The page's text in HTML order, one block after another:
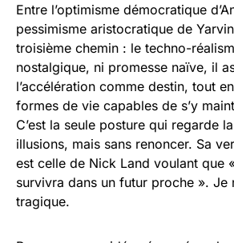
Entre l’optimisme démocratique
pessimisme aristocratique de
troisième chemin : le techno-
nostalgique, ni promesse naïve, il
l’accélération comme destin, tout
formes de vie capables de s’y
C’est la seule posture qui regarde
illusions, mais sans renoncer. Sa
est celle de Nick Land voulant que
survivra dans un futur proche ». Je
tragique.